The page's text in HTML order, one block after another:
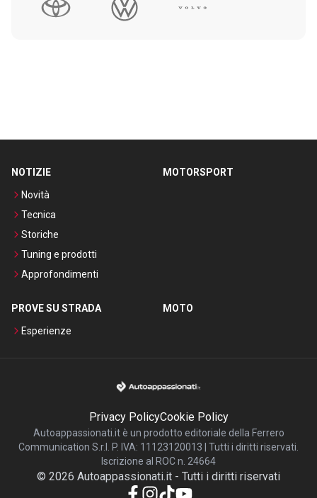
NOTIZIE
Novità
Tecnica
Storiche
Tuning e prodotti
Approfondimenti
MOTORSPORT
PROVE SU STRADA
Esperienze
MOTO
Privacy PolicyCookie Policy
Autoappassionati.it è un prodotto editoriale della Ferrero
Communication S.r.l. P. IVA: 11123120013 | Tutti i diritti riservati.
Iscrizione al ROC n. 24664
© 2026 Autoappassionati.it - Tutti i diritti riservati